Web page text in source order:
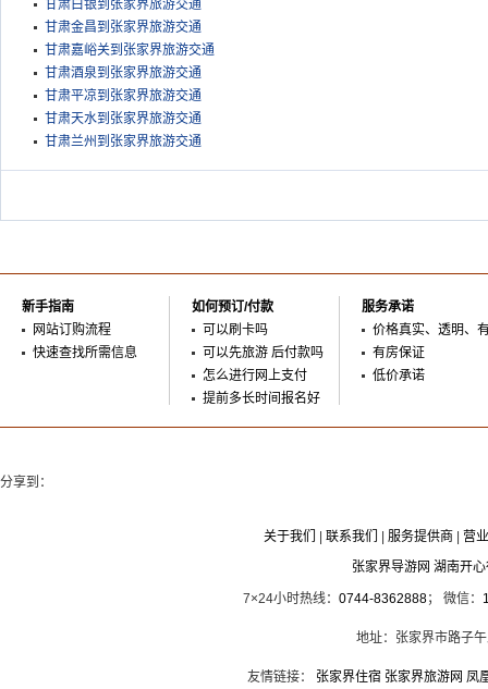
甘肃白银到张家界旅游交通
甘肃金昌到张家界旅游交通
甘肃嘉峪关到张家界旅游交通
甘肃酒泉到张家界旅游交通
甘肃平凉到张家界旅游交通
甘肃天水到张家界旅游交通
甘肃兰州到张家界旅游交通
新手指南
网站订购流程
快速查找所需信息
如何预订/付款
可以刷卡吗
可以先旅游 后付款吗
怎么进行网上支付
提前多长时间报名好
服务承诺
价格真实、透明、
有房保证
低价承诺
分享到：
关于我们 联系我们 服务提供商
营
张家界导游网 湖南开
7×24小时热线： 0744-8362888； 微信：
地址：张家界市路子
友情链接： 张家界住宿 张家界旅游网 凤